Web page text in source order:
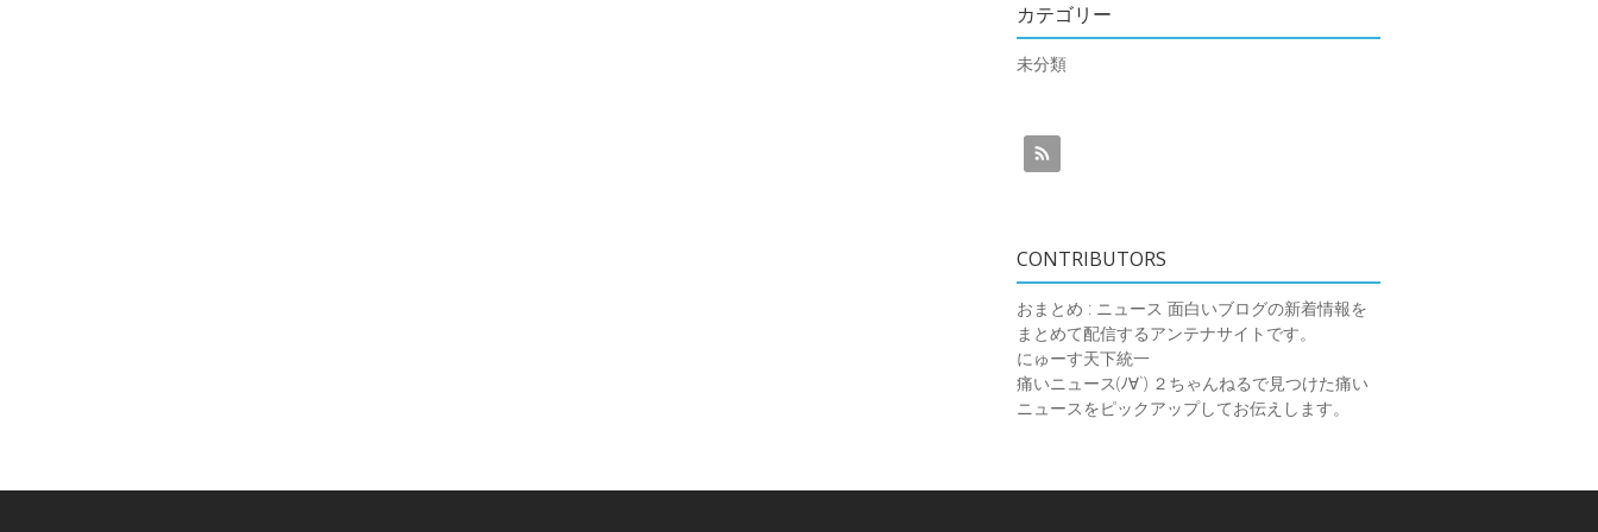
カテゴリー
未分類
CONTRIBUTORS
おまとめ : ニュース 面白いブログの新着情報を
まとめて配信するアンテナサイトです。
にゅーす天下統一
痛いニュース(ﾉ∀`) ２ちゃんねるで見つけた痛い
ニュースをピックアップしてお伝えします。